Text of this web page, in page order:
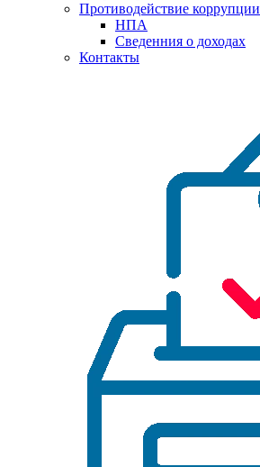
Противодействие коррупции
НПА
Сведенния о доходах
Контакты